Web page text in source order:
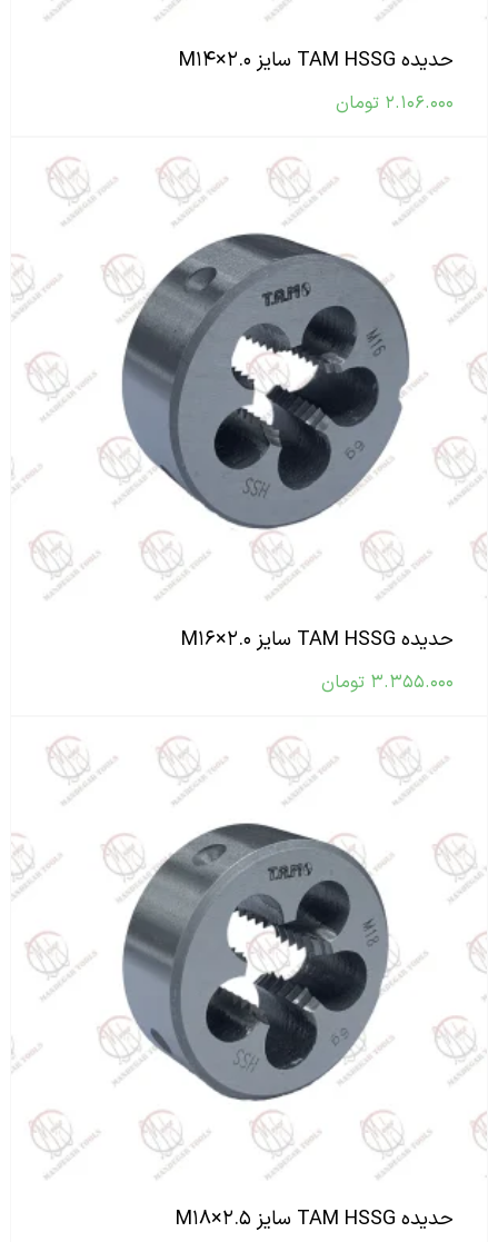
حدیده TAM HSSG سایز M۱۴×۲.۰
۲.۱۰۶.۰۰۰ تومان
حدیده TAM HSSG سایز M۱۶×۲.۰
۳.۳۵۵.۰۰۰ تومان
حدیده TAM HSSG سایز M۱۸×۲.۵